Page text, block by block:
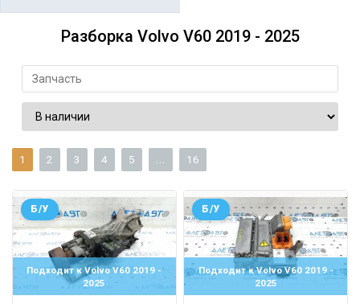
Разборка Volvo V60 2019 - 2025
1 2 3 4 5 ... 16
Подходит к Volvo V60 2019 -
2025
Б/У
Подходит к Volvo V60 2019 -
2025
Б/У